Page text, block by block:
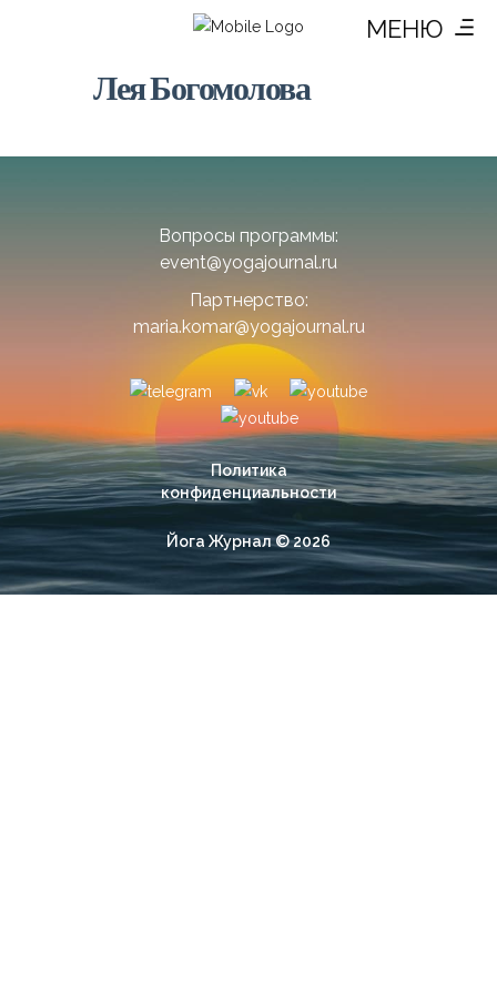
МЕНЮ
Лея Богомолова
Вопросы программы:
event@yogajournal.ru
Партнерство:
maria.komar@yogajournal.ru
Политика
конфиденциальности
Йога Журнал © 2026